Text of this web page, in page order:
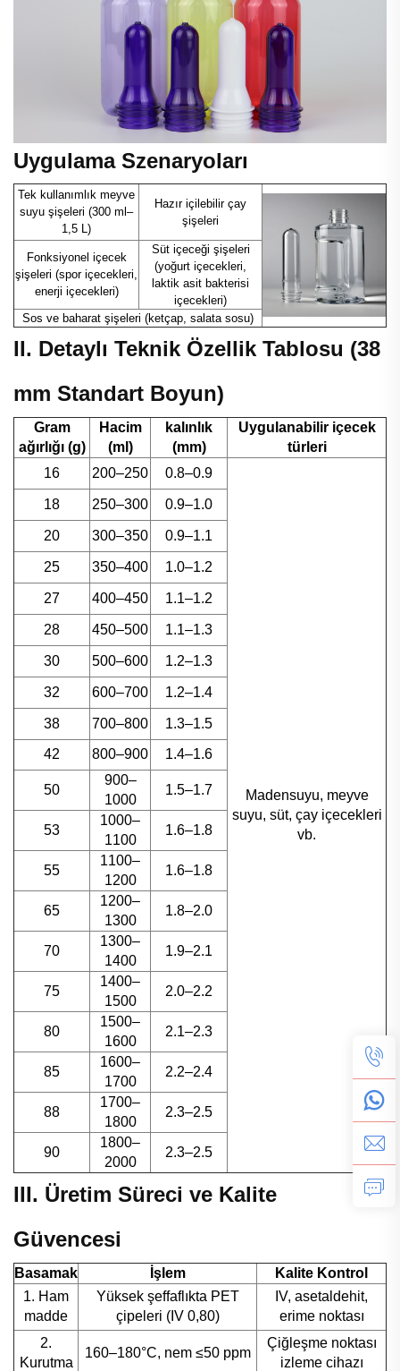
Uygulama Szenaryoları
Tek kullanımlık meyve
suyu şişeleri (300 ml–
1,5 L)
Hazır içilebilir çay
şişeleri
Fonksiyonel içecek
şişeleri (spor içecekleri,
enerji içecekleri)
Süt içeceği şişeleri
(yoğurt içecekleri,
laktik asit bakterisi
içecekleri)
Sos ve baharat şişeleri (ketçap, salata sosu)
II. Detaylı Teknik Özellik Tablosu (38
mm Standart Boyun)
Gram
ağırlığı (g)
Hacim
(ml)
kalınlık
(mm)
Uygulanabilir içecek
türleri
16
200–250 0.8–0.9
Madensuyu, meyve
suyu, süt, çay içecekleri
vb.
18 250–300 0.9–1.0
20 300–350 0.9–1.1
25 350–400 1.0–1.2
27 400–450 1.1–1.2
28 450–500 1.1–1.3
30 500–600 1.2–1.3
32 600–700 1.2–1.4
38 700–800
1.3–1.5
42
800–900 1.4–1.6
50
900–
1000
1.5–1.7
53
1000–
1100
1.6–1.8
55
1100–
1200
1.6–1.8
65
1200–
1300
1.8–2.0
70
1300–
1400
1.9–2.1
75
1400–
1500
2.0–2.2
80
1500–
1600
2.1–2.3
85
1600–
1700
2.2–2.4
88
1700–
1800
2.3–2.5
90
1800–
2000
2.3–2.5
III. Üretim Süreci ve Kalite
Güvencesi
Basamak İşlem
Kalite Kontrol
1. Ham
madde
Yüksek şeffaflıkta PET
çipeleri (IV 0,80)
IV, asetaldehit,
erime noktası
2.
Kurutma
160–180°C, nem ≤50 ppm
Çiğleşme noktası
izleme cihazı